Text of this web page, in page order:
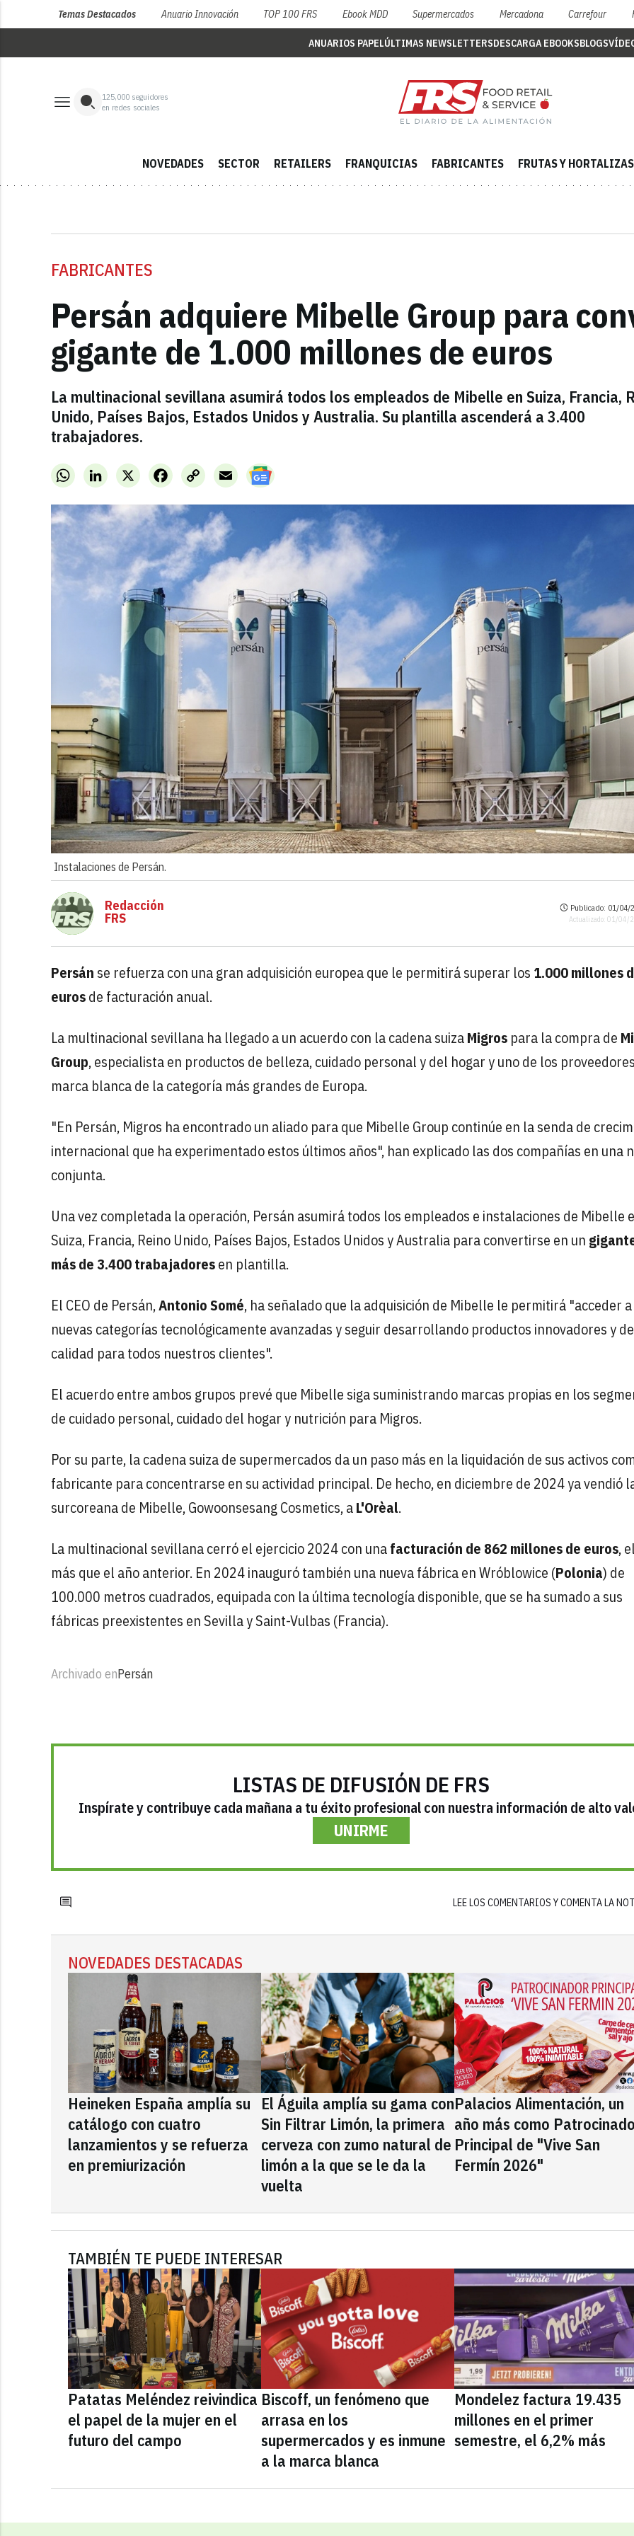
Temas Destacados Anuario Innovación TOP 100 FRS Ebook MDD Supermercados Mercadona Carrefour
ANUARIOS PAPELÚLTIMAS NEWSLETTERSDESCARGA EBOOKSBLOGS
125,000 seguidores
en redes sociales
NOVEDADES SECTOR RETAILERS FRANQUICIAS FABRICANTES FRUTAS Y HORTALIZAS
FABRICANTES
Persán adquiere Mibelle Group para
gigante de 1.000 millones de euros
La multinacional sevillana asumirá todos los empleados de Mibelle en Suiza, Francia,
Unido, Países Bajos, Estados Unidos y Australia. Su plantilla ascenderá a 3.400
trabajadores.
WhatsAppLinkedInX FacebookCopy
Link
Email
Instalaciones de Persán.
Redacción
FRS
Publicado: 01/04/
Actualizado: 01/04/
Persán se refuerza con una gran adquisición europea que le permitirá superar los 1.000 millones
eurosde facturación anual.
La multinacional sevillana ha llegado a un acuerdo con la cadena suizaMigros para la compra de
Group, especialista en productos de belleza, cuidado personal y del hogar y uno de los
marca blanca de la categoría más grandes de Europa.
"En Persán, Migros ha encontrado un aliado para que Mibelle Group continúe en la senda de
internacional que ha experimentado estos últimos años", han explicado las dos compañías en una
conjunta.
Una vez completada la operación, Persán asumirá todos los empleados e instalaciones de Mibelle
Suiza, Francia, Reino Unido, Países Bajos, Estados Unidos y Australia para convertirse en un
más de 3.400 trabajadoresen plantilla.
El CEO de Persán,Antonio Somé, ha señalado que la adquisición de Mibelle le permitirá "acceder a
nuevas categorías tecnológicamente avanzadas y seguir desarrollando productos innovadores y de
calidad para todos nuestros clientes".
El acuerdo entre ambos grupos prevé que Mibelle siga suministrando marcas propias en los
de cuidado personal, cuidado del hogar y nutrición para Migros.
Por su parte, la cadena suiza de supermercados da un paso más en la liquidación de sus activos
fabricante para concentrarse en su actividad principal. De hecho, en diciembre de 2024 ya vendió
surcoreana de Mibelle, Gowoonsesang Cosmetics, aL'Orèal.
La multinacional sevillana cerró el ejercicio 2024 con unafacturación de 862 millones de euros,
más que el año anterior. En 2024 inauguró también una nueva fábrica en Wróblowice (Polonia) de
100.000 metros cuadrados, equipada con la última tecnología disponible, que se ha sumado a sus
fábricas preexistentes en Sevilla y Saint-Vulbas (Francia).
Archivado enPersán
LISTAS DE DIFUSIÓN DE FRS
Inspírate y contribuye cada mañana a tu éxito profesional con nuestra información de alto
UNIRME
LEE LOS COMENTARIOS Y COMENTA LA
NOVEDADES DESTACADAS
Heineken España amplía su
catálogo con cuatro
lanzamientos y se refuerza
en premiurización
El Águila amplía su gama con
Sin Filtrar Limón, la primera
cerveza con zumo natural de
limón a la que se le da la
vuelta
Palacios Alimentación, un
año más como
Principal de "Vive San
Fermín 2026"
TAMBIÉN TE PUEDE INTERESAR
Patatas Meléndez reivindica
el papel de la mujer en el
futuro del campo
Biscoff, un fenómeno que
arrasa en los
supermercados y es inmune
a la marca blanca
Mondelez factura 19.435
millones en el primer
semestre, el 6,2% más